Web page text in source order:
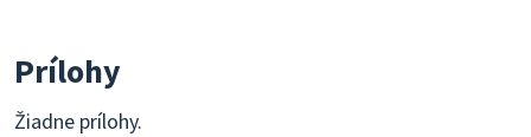
Prílohy
Žiadne prílohy.